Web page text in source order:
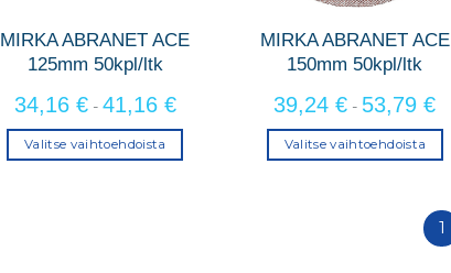
MIRKA ABRANET ACE
125mm 50kpl/ltk
34,16 €- 41,16 €
Valitse vaihtoehdoista
MIRKA ABRANET ACE
150mm 50kpl/ltk
39,24€ - 53,79€
Valitse vaihtoehdoista
1